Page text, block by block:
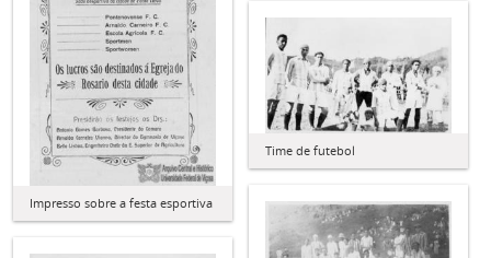
Impresso sobre a festa esportiva
Time de futebol